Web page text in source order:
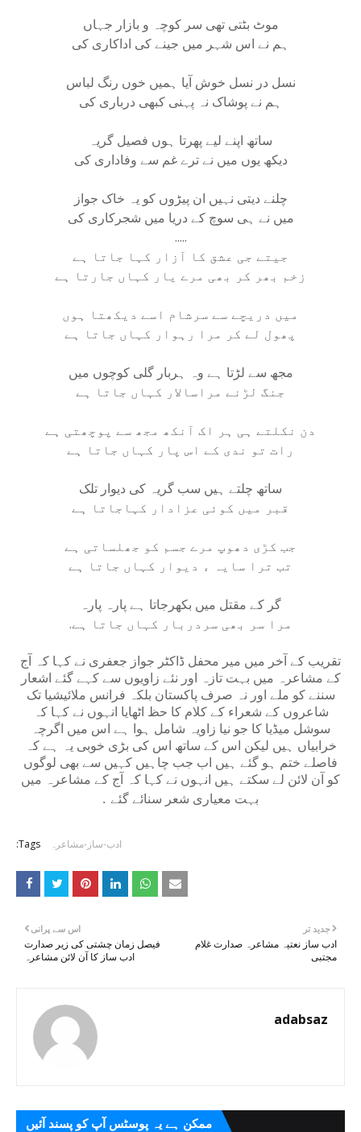
موٹ بٹتی تھی سر کوچہ و بازار جہاں
ہم نے اس شہر میں جینے کی اداکاری کی
نسل در نسل خوش آیا ہمیں خوں رنگ لباس
ہم نے پوشاک نہ پہنی کبھی درباری کی
ساتھ اپنے لیے پھرتا ہوں فصیل گریہ
دیکھ یوں میں نے ترے غم سے وفاداری کی
چلنے دیتی نہیں ان پیڑوں کو یہ خاک جواز
میں نے ہی سوچ کے دریا میں شجرکاری کی
.....
جیتے جی عشق کا آزار کہا جاتا ہے
زخم بھر کر بھی مرے یار کہاں جارتا ہے
میں دریچے سے سرشام اسے دیکھتا ہوں
پھول لے کر مرا رہوار کہاں جاتا ہے
مجھ سے لڑتا ہے وہ ہربار گلی کوچوں میں
جنگ لڑنے مراسالار کہاں جاتا ہے
دن نکلتے ہی ہر اک آنکھ مجھ سے پوچھتی ہے
رات تو ندی کے اس پار کہاں جاتا ہے
ساتھ چلتے ہیں سب گریہ کی دیوار تلک
قبر میں کوئی عزادار کہاجاتا ہے
جب کڑی دھوپ مرے جسم کو جھلساتی ہے
تب ترا سایہ ء دیوار کہاں جاتا ہے
گر کے مقتل میں بکھرجاتا ہے پارہ پارہ
مرا سر بھی سردربار کہاں جاتا ہے.
تقریب کے آخر میں میر محفل ڈاکٹر جواز جعفری نے کہا کہ آج
کے مشاعرہ میں بہت تازہ اور نئے زاویوں سے کہے گئے اشعار
سننے کو ملے اور نہ صرف پاکستان بلکہ فرانس ملائیشیا تک
شاعروں کے شعراء کے کلام کا حظ اٹھایا انہوں نے کہا کہ
سوشل میڈیا کا جو نیا زاویہ شامل ہوا ہے اس میں اگرچہ
خرابیاں ہیں لیکن اس کے ساتھ اس کی بڑی خوبی یہ ہے کہ
فاصلے ختم ہو گئے ہیں اب جب چاہیں کہیں سے بھی لوگوں
کو آن لائن لے سکتے ہیں انہوں نے کہا کہ آج کے مشاعرہ میں
بہت معیاری شعر سنائے گئے .
Tags: ادب-ساز-مشاعرہ
جدید تر
ادب ساز نعتیہ مشاعرہ صدارت غلام
مجتبی
اس سے پرانی
فیصل زمان چشتی کی زیر صدارت
ادب ساز کا آن لائن مشاعرہ
adabsaz
ممکن ہے یہ پوسٹس آپ کو پسند آئیں